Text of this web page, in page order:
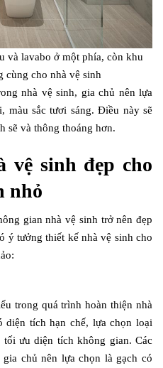
và lavabo ở một phía, còn khu
cùng cho nhà vệ sinh
nhà vệ sinh, gia chủ nên lựa
màu sắc tươi sáng. Điều này sẽ
sẽ và thông thoáng hơn.
vệ sinh đẹp cho
nhỏ
gian nhà vệ sinh trở nên đẹp
ý tưởng thiết kế nhà vệ sinh cho
trong quá trình hoàn thiện nhà
tích hạn chế, lựa chọn loại
ưu diện tích không gian. Các
chủ nên lựa chọn là gạch có